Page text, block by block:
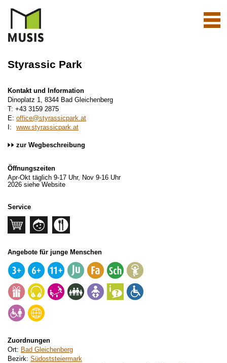
Styrassic Park
Kontakt und Information
Dinoplatz 1, 8344 Bad Gleichenberg
T: +43 3159 2875
E: office@styrassicpark.at
I:
www.styrassicpark.at
zur Wegbeschreibung
Öffnungszeiten
Apr-Okt täglich 9-17 Uhr, Nov 9-16 Uhr
2026 siehe Website
Service
Angebote für junge Menschen
Zuordnungen
Ort: Bad Gleichenberg
Bezirk: Südoststeiermark